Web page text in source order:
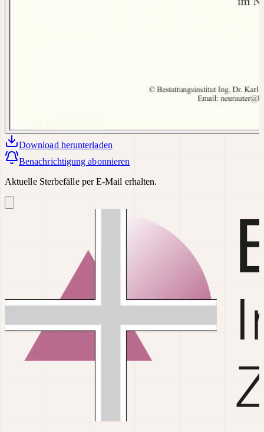
Download herunterladen
Benachrichtigung abonnieren
Aktuelle Sterbefälle per E-Mail erhalten.